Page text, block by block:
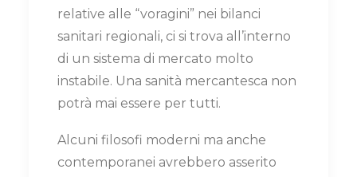
relative alle “voragini” nei bilanci
sanitari regionali, ci si trova all’interno
di un sistema di mercato molto
instabile. Una sanità mercantesca non
potrà mai essere per tutti.
Alcuni filosofi moderni ma anche
contemporanei avrebbero asserito